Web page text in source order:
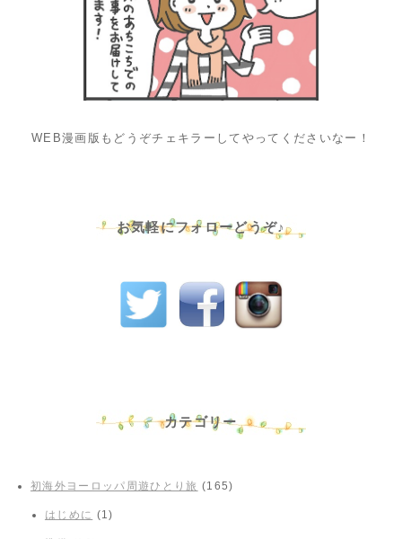
WEB漫画版もどうぞチェキラーしてやってくださいなー！
お気軽にフォローどうぞ♪
カテゴリー
初海外ヨーロッパ周遊ひとり旅 (165)
はじめに (1)